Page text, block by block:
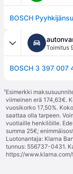
Toimitus
¹Esimerkki
viimeinen erä 174,63€.
vuosikorko 17,50%.
saattaa olla tarpeen.
vuotiaille henkilöille.
summa 25€;
Luotonantaja: Klarna
tunnus: 556737-0431.
https://